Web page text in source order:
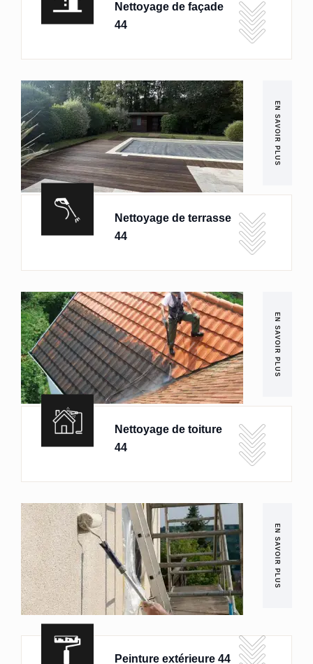
Nettoyage de façade
44
EN SAVOIR PLUS
Nettoyage de terrasse
44
EN SAVOIR PLUS
Nettoyage de toiture
44
EN SAVOIR PLUS
Peinture extérieure 44